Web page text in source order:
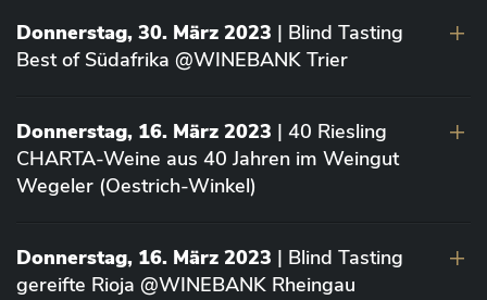
Donnerstag, 30. März 2023 | Blind Tasting
Best of Südafrika @WINEBANK Trier
Donnerstag, 16. März 2023 | 40 Riesling
CHARTA-Weine aus 40 Jahren im Weingut
Wegeler (Oestrich-Winkel)
Donnerstag, 16. März 2023 | Blind Tasting
gereifte Rioja @WINEBANK Rheingau